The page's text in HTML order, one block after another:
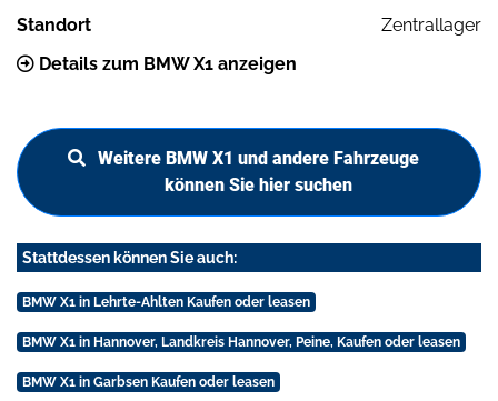
Standort
Zentrallager
Details zum BMW X1 anzeigen
Weitere BMW X1 und andere Fahrzeuge
können Sie hier suchen
Stattdessen können Sie auch:
BMW X1 in Lehrte-Ahlten Kaufen oder leasen
BMW X1 in Hannover, Landkreis Hannover, Peine, Kaufen oder leasen
BMW X1 in Garbsen Kaufen oder leasen